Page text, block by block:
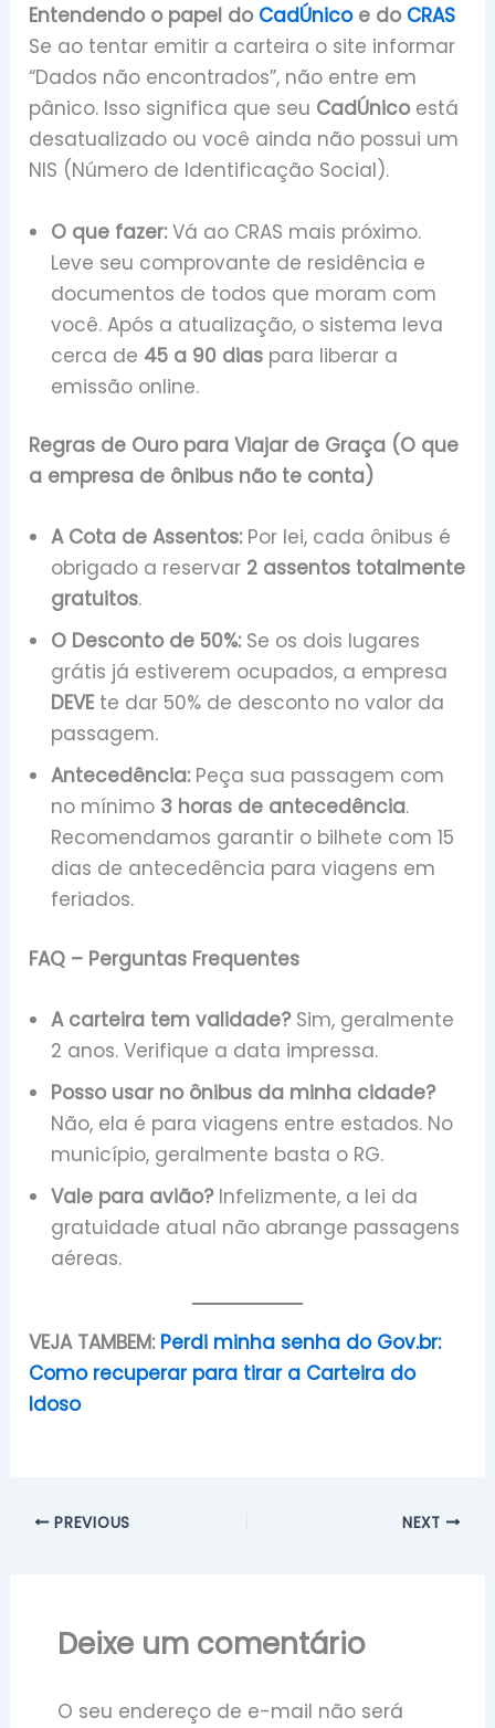
Entendendo o papel doCadÚnicoe doCRAS
Se ao tentar emitir a carteira o site informar
“Dados não encontrados”, não entre em
pânico. Isso significa que seu CadÚnicoestá
desatualizado ou você ainda não possui um
NIS (Número de Identificação Social).
O que fazer:Vá ao CRAS mais próximo.
Leve seu comprovante de residência e
documentos de todos que moram com
você. Após a atualização, o sistema leva
cerca de 45 a 90 dias para liberar a
emissão online.
Regras de Ouro para Viajar de Graça (O que
a empresa de ônibus não te conta)
A Cota de Assentos:Por lei, cada ônibus é
obrigado a reservar 2 assentos totalmente
gratuitos.
O Desconto de 50%:Se os dois lugares
grátis já estiverem ocupados, a empresa
DEVE te dar 50% de desconto no valor da
passagem.
Antecedência:Peça sua passagem com
no mínimo 3 horas de antecedência.
Recomendamos garantir o bilhete com 15
dias de antecedência para viagens em
feriados.
FAQ – Perguntas Frequentes
A carteira tem validade?Sim, geralmente
2 anos. Verifique a data impressa.
Posso usar no ônibus da minha cidade?
Não, ela é para viagens entre estados. No
município, geralmente basta o RG.
Vale para avião?Infelizmente, a lei da
gratuidade atual não abrange passagens
aéreas.
VEJA TAMBEM: Perdi minha senha do Gov.br:
Como recuperar para tirar a Carteira do
Idoso
PREVIOUS NEXT
Deixe um comentário
O seu endereço de e-mail não será